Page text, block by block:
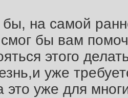
на самой
смог бы вам
этого
уже
это уже для